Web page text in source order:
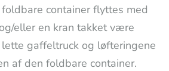
container flyttes med
eller en kran takket være
gaffeltruck og løfteringene
af den foldbare container.